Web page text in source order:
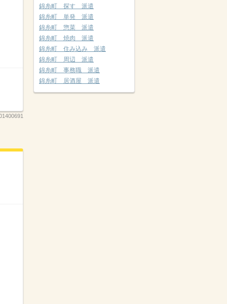
錦糸町 探す 派遣
錦糸町 単発 派遣
錦糸町 惣菜 派遣
錦糸町 焼肉 派遣
錦糸町 住み込み 派遣
錦糸町 周辺 派遣
錦糸町 事務職 派遣
錦糸町 居酒屋 派遣